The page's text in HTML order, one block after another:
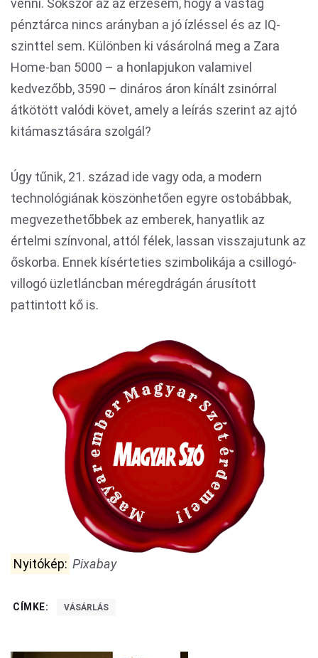
venni. Sokszor az az érzésem, hogy a vastag
pénztárca nincs arányban a jó ízléssel és az IQ-
szinttel sem. Különben ki vásárolná meg a Zara
Home-ban 5000 – a honlapjukon valamivel
kedvezőbb, 3590 – dináros áron kínált zsinórral
átkötött valódi követ, amely a leírás szerint az ajtó
kitámasztására szolgál?
Úgy tűnik, 21. század ide vagy oda, a modern
technológiának köszönhetően egyre ostobábbak,
megvezethetőbbek az emberek, hanyatlik az
értelmi színvonal, attól félek, lassan visszajutunk az
őskorba. Ennek kísérteties szimbolikája a csillogó-
villogó üzletláncban méregdrágán árusított
pattintott kő is.
Nyitókép: Pixabay
CÍMKE: VÁSÁRLÁS